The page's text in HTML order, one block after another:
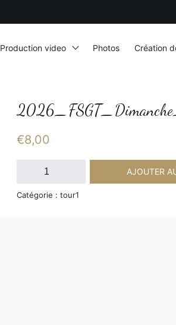
€8,00
quantité
2026_FSGT_Dimanche_tour1_020
AJOUTER
Catégorie : tour1
Production video Photos Création